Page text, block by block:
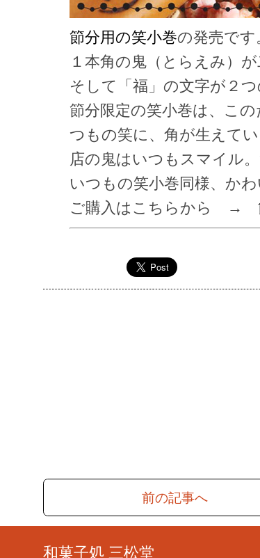
節分用の笑小巻の発売です
１本角の鬼（とらえみ）
そして「福」の文字が２
節分限定の笑小巻は、こ
つもの笑に、角が生えて
店の鬼はいつもスマイル
いつもの笑小巻同様、か
ご購入はこちらから →
前の記事へ
和菓子処 三松堂